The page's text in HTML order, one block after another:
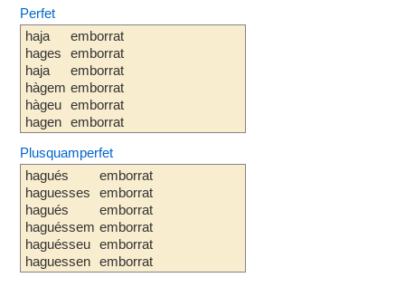
Perfet
haja
hages
haja
hàgem
hàgeu
hagen
emborrat
emborrat
emborrat
emborrat
emborrat
emborrat
Plusquamperfet
hagués
haguesses
hagués
haguéssem
haguésseu
haguessen
emborrat
emborrat
emborrat
emborrat
emborrat
emborrat